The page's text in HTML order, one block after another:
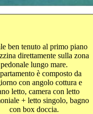
ben tenuto al primo piano
direttamente sulla zona
pedonale lungo mare.
è composto da
con angolo cottura e
letto, camera con letto
+ letto singolo, bagno
con box doccia.